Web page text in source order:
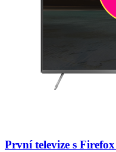
První televize s